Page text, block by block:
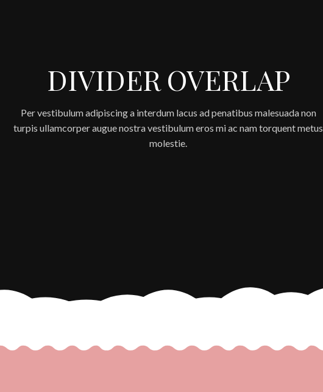
DIVIDER OVERLAP
Per vestibulum adipiscing a interdum lacus ad penatibus malesuada non
turpis ullamcorper augue nostra vestibulum eros mi ac nam torquent metus
molestie.